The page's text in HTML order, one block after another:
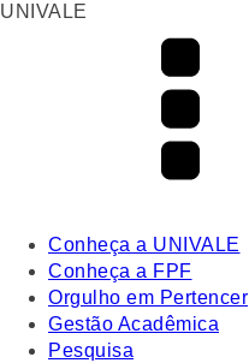
UNIVALE
Conheça a UNIVALE
Conheça a FPF
Orgulho em Pertencer
Gestão Acadêmica
Pesquisa